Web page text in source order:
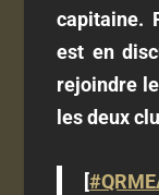
capitaine.
est en
rejoindre
les deux
[